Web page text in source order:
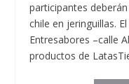
participantes
chile en jeringuillas.
Entresabores –calle
productos de